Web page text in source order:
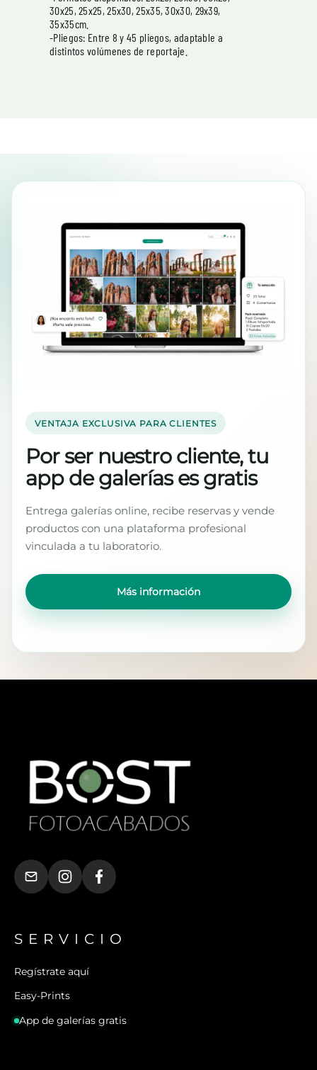
30x25, 25x25, 25x30, 25x35, 30x30, 29x39,
35x35cm.
-Pliegos: Entre 8 y 45 pliegos, adaptable a
distintos volúmenes de reportaje.
VENTAJA EXCLUSIVA PARA CLIENTES
Por ser nuestro cliente, tu
app de galerías es gratis
Entrega galerías online, recibe reservas y vende
productos con una plataforma profesional
vinculada a tu laboratorio.
Más información
SERVICIO
Regístrate aquí
Easy-Prints
App de galerías gratis